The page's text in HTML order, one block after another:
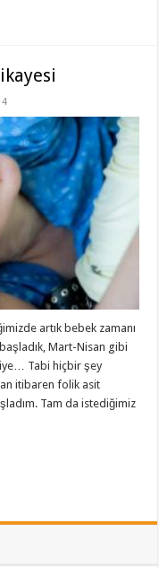
4
artık bebek zamanı
Mart-Nisan gibi
Tabi hiçbir şey
itibaren folik asit
Tam da istediğimiz